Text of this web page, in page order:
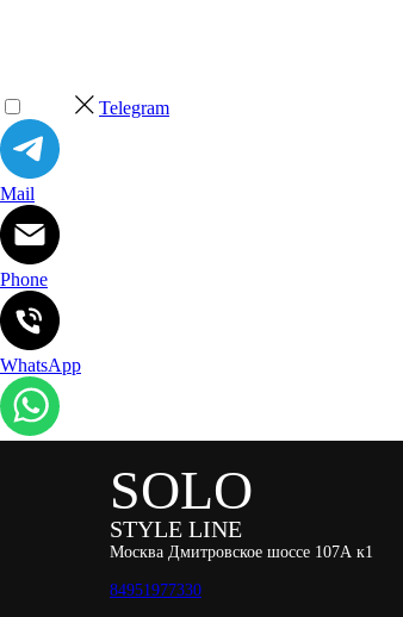
Telegram
Mail
Phone
WhatsApp
SOLO
STYLE LINE
Москва Дмитровское шоссе 107А к1
84951977330